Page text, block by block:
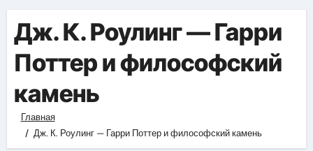
Дж. К. Роулинг — Гарри
Поттер и философский
камень
Главная
Дж. К. Роулинг — Гарри Поттер и философский камень